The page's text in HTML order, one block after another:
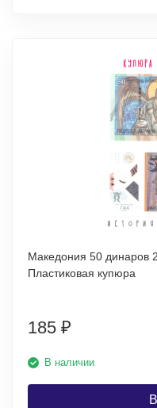
Македония 50 динаров
Пластиковая купюра
185 ₽
В наличии